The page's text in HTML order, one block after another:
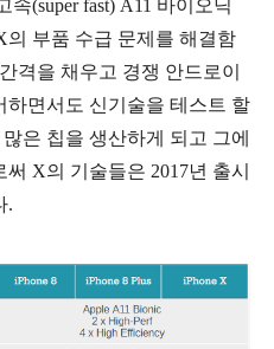
(super fast) A11 바이오닉
부품 수급 문제를 해결함
격을 채우고 경쟁 안드로이
하면서도 신기술을 테스트 할
은 칩을 생산하게 되고 그에
X의 기술들은 2017년 출시
.